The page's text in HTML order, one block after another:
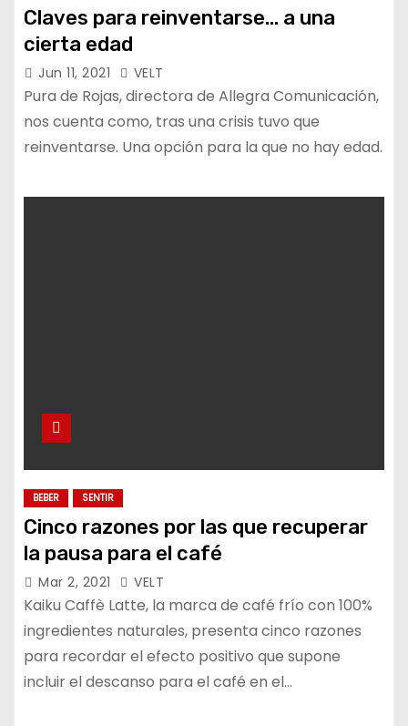
Claves para reinventarse… a una
cierta edad
Jun 11, 2021 VELT
Pura de Rojas, directora de Allegra Comunicación,
nos cuenta como, tras una crisis tuvo que
reinventarse. Una opción para la que no hay edad.
BEBER SENTIR
Cinco razones por las que recuperar
la pausa para el café
Mar 2, 2021 VELT
Kaiku Caffè Latte, la marca de café frío con 100%
ingredientes naturales, presenta cinco razones
para recordar el efecto positivo que supone
incluir el descanso para el café en el…